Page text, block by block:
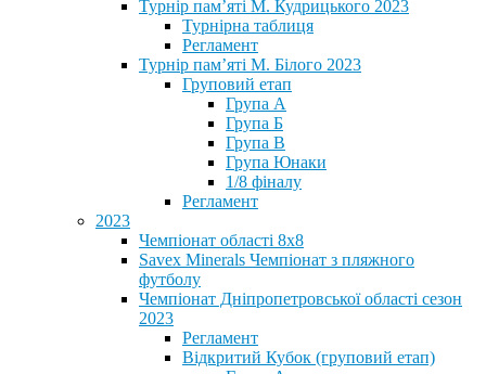
Турнір пам’яті М. Кудрицького 2023
Турнірна таблиця
Регламент
Турнір пам’яті М. Білого 2023
Груповий етап
Група А
Група Б
Група В
Група Юнаки
1/8 фіналу
Регламент
2023
Чемпіонат області 8х8
Savex Minerals Чемпіонат з пляжного
футболу
Чемпіонат Дніпропетровської області сезон
2023
Регламент
Відкритий Кубок (груповий етап)